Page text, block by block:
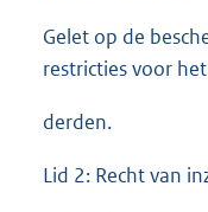
Gelet op de
restricties voor
derden.
Lid 2: Recht van